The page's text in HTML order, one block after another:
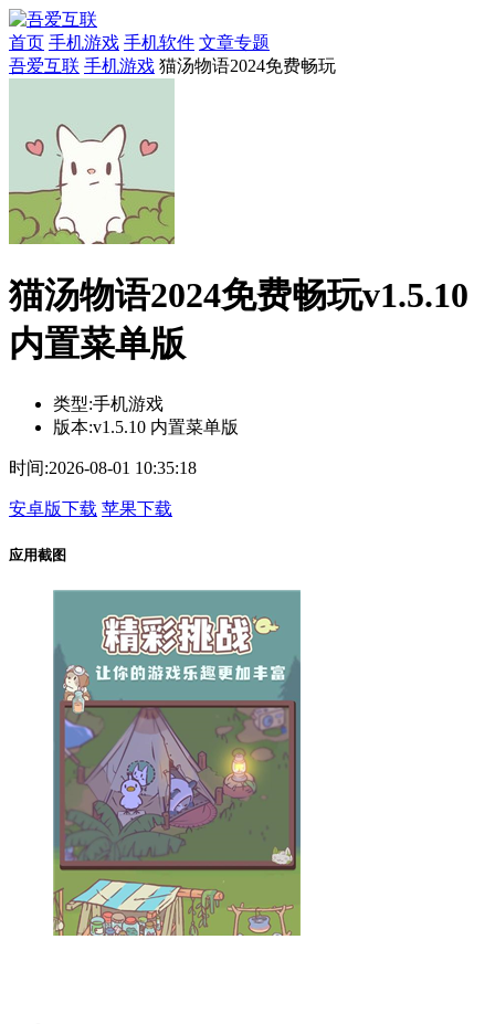
首页 手机游戏 手机软件 文章专题
吾爱互联 手机游戏 猫汤物语2024免费畅玩
猫汤物语2024免费畅玩v1.5.10
内置菜单版
类型:手机游戏
版本:v1.5.10 内置菜单版
时间:2026-08-01 10:35:18
安卓版下载 苹果下载
应用截图